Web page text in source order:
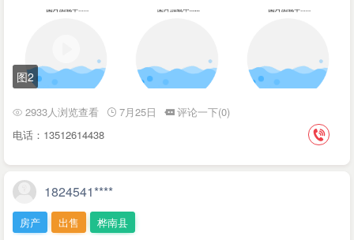
图2
2933人浏览查看 7月25日
评论一下(0)
电话：13512614438
1824541****
房产 出售 桦南县